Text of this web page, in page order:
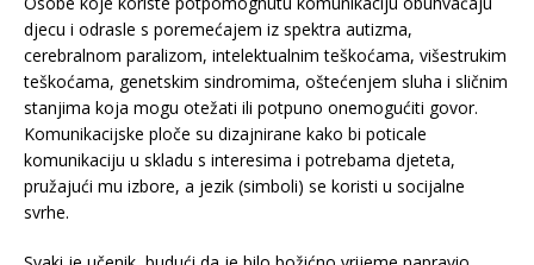
djecu i odrasle s poremećajem iz spektra autizma,
cerebralnom paralizom, intelektualnim teškoćama, višestrukim
teškoćama, genetskim sindromima, oštećenjem sluha i sličnim
stanjima koja mogu otežati ili potpuno onemogućiti govor.
Komunikacijske ploče su dizajnirane kako bi poticale
komunikaciju u skladu s interesima i potrebama djeteta,
pružajući mu izbore, a jezik (simboli) se koristi u socijalne
svrhe.